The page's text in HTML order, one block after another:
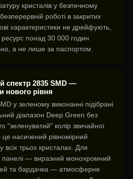
кристалів у безпечному
роботі в закритих
характеристики не дрейфують,
ресурс понад 30 000 годин
а не лише за паспортом.
спектр 2835 SMD —
нового рівня
у зеленому виконанні підібрані
діапазон Deep Green без
"зеленуватий" колір звичайної
насичений рівномірний
всіх трьох кристалах. Для
панелі — виразний монохромний
та бардачка — атмосферне